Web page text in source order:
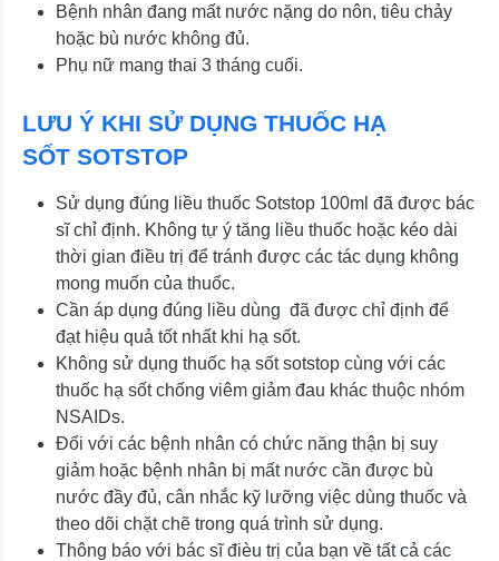
Bệnh nhân đang mất nước nặng do nôn, tiêu chảy
hoặc bù nước không đủ.
Phụ nữ mang thai 3 tháng cuối.
LƯU Ý KHI SỬ DỤNG THUỐC HẠ
SỐT SOTSTOP
Sử dụng đúng liều thuốc Sotstop 100ml đã được bác
sĩ chỉ định. Không tự ý tăng liều thuốc hoặc kéo dài
thời gian điều trị để tránh được các tác dụng không
mong muốn của thuốc.
Cần áp dụng đúng liều dùng đã được chỉ định để
đạt hiệu quả tốt nhất khi hạ sốt.
Không sử dụng thuốc hạ sốt sotstop cùng với các
thuốc hạ sốt chống viêm giảm đau khác thuộc nhóm
NSAIDs.
Đối với các bệnh nhân có chức năng thận bị suy
giảm hoặc bệnh nhân bị mất nước cần được bù
nước đầy đủ, cân nhắc kỹ lưỡng việc dùng thuốc và
theo dõi chặt chẽ trong quá trình sử dụng.
Thông báo với bác sĩ đièu trị của bạn về tất cả các